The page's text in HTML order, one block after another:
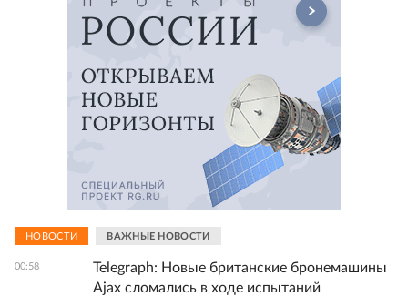
НОВОСТИ ВАЖНЫЕ НОВОСТИ
00:58
Telegraph: Новые британские бронемашины
Ajax сломались в ходе испытаний